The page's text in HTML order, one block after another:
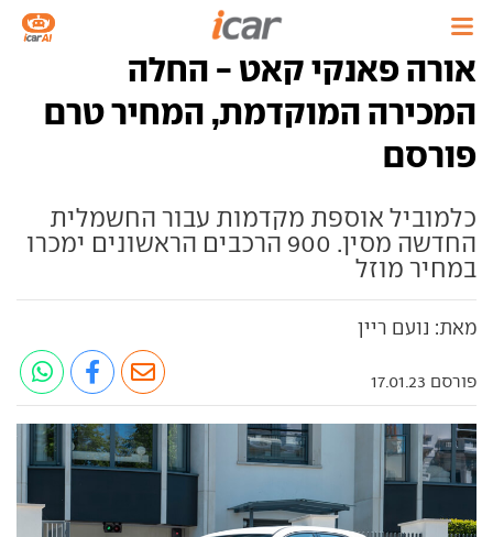
אורה פאנקי קאט - החלה
המכירה המוקדמת, המחיר טרם
פורסם
כלמוביל אוספת מקדמות עבור החשמלית
החדשה מסין. 900 הרכבים הראשונים ימכרו
במחיר מוזל
מאת: נועם ריין
פורסם 17.01.23